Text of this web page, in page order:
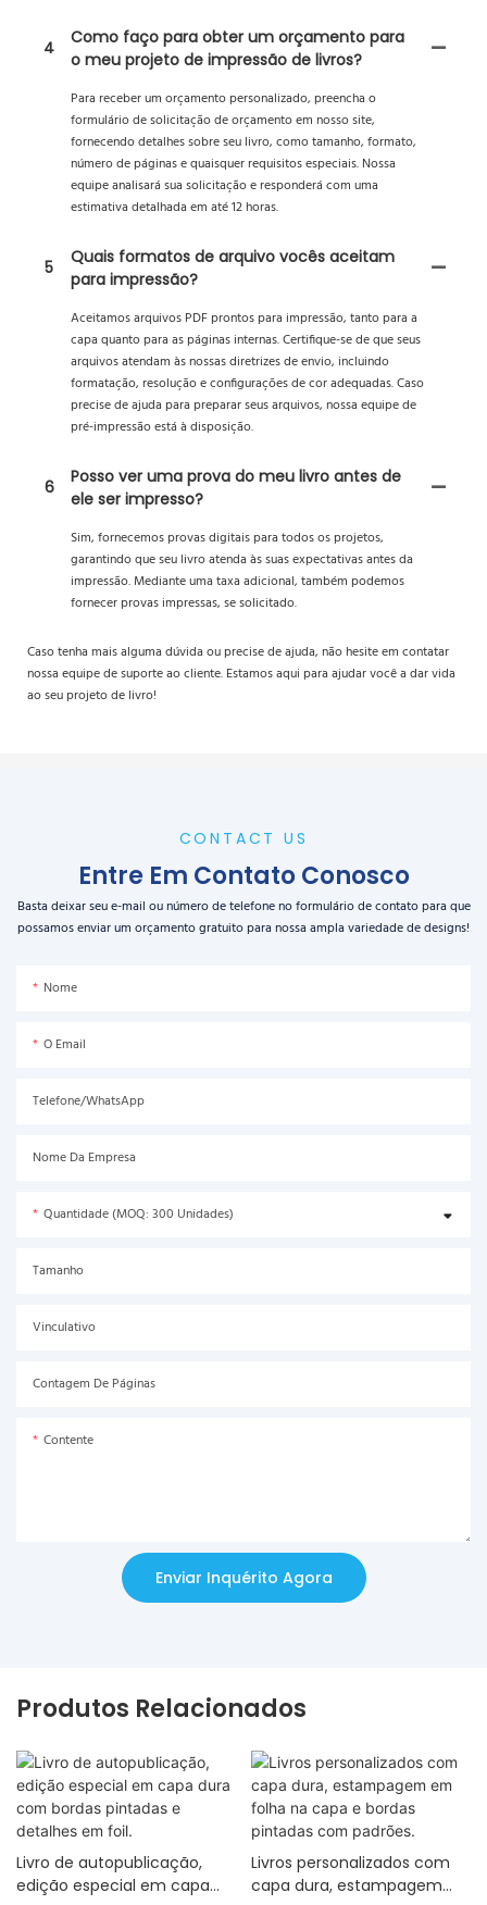
4
Como faço para obter um orçamento para
o meu projeto de impressão de livros?
Para receber um orçamento personalizado, preencha o
formulário de solicitação de orçamento em nosso site,
fornecendo detalhes sobre seu livro, como tamanho, formato,
número de páginas e quaisquer requisitos especiais. Nossa
equipe analisará sua solicitação e responderá com uma
estimativa detalhada em até 12 horas.
5
Quais formatos de arquivo vocês aceitam
para impressão?
Aceitamos arquivos PDF prontos para impressão, tanto para a
capa quanto para as páginas internas. Certifique-se de que seus
arquivos atendam às nossas diretrizes de envio, incluindo
formatação, resolução e configurações de cor adequadas. Caso
precise de ajuda para preparar seus arquivos, nossa equipe de
pré-impressão está à disposição.
6
Posso ver uma prova do meu livro antes de
ele ser impresso?
Sim, fornecemos provas digitais para todos os projetos,
garantindo que seu livro atenda às suas expectativas antes da
impressão. Mediante uma taxa adicional, também podemos
fornecer provas impressas, se solicitado.
Caso tenha mais alguma dúvida ou precise de ajuda, não hesite em contatar
nossa equipe de suporte ao cliente. Estamos aqui para ajudar você a dar vida
ao seu projeto de livro!
CONTACT US
Entre Em Contato Conosco
Basta deixar seu e-mail ou número de telefone no formulário de contato para que
possamos enviar um orçamento gratuito para nossa ampla variedade de designs!
Nome
O Email
Telefone/WhatsApp
Nome Da Empresa
Quantidade (MOQ: 300 Unidades)
Tamanho
Vinculativo
Contagem De Páginas
Contente
Enviar Inquérito Agora
Produtos Relacionados
Livro de autopublicação,
edição especial em capa
Livros personalizados com
capa dura, estampagem